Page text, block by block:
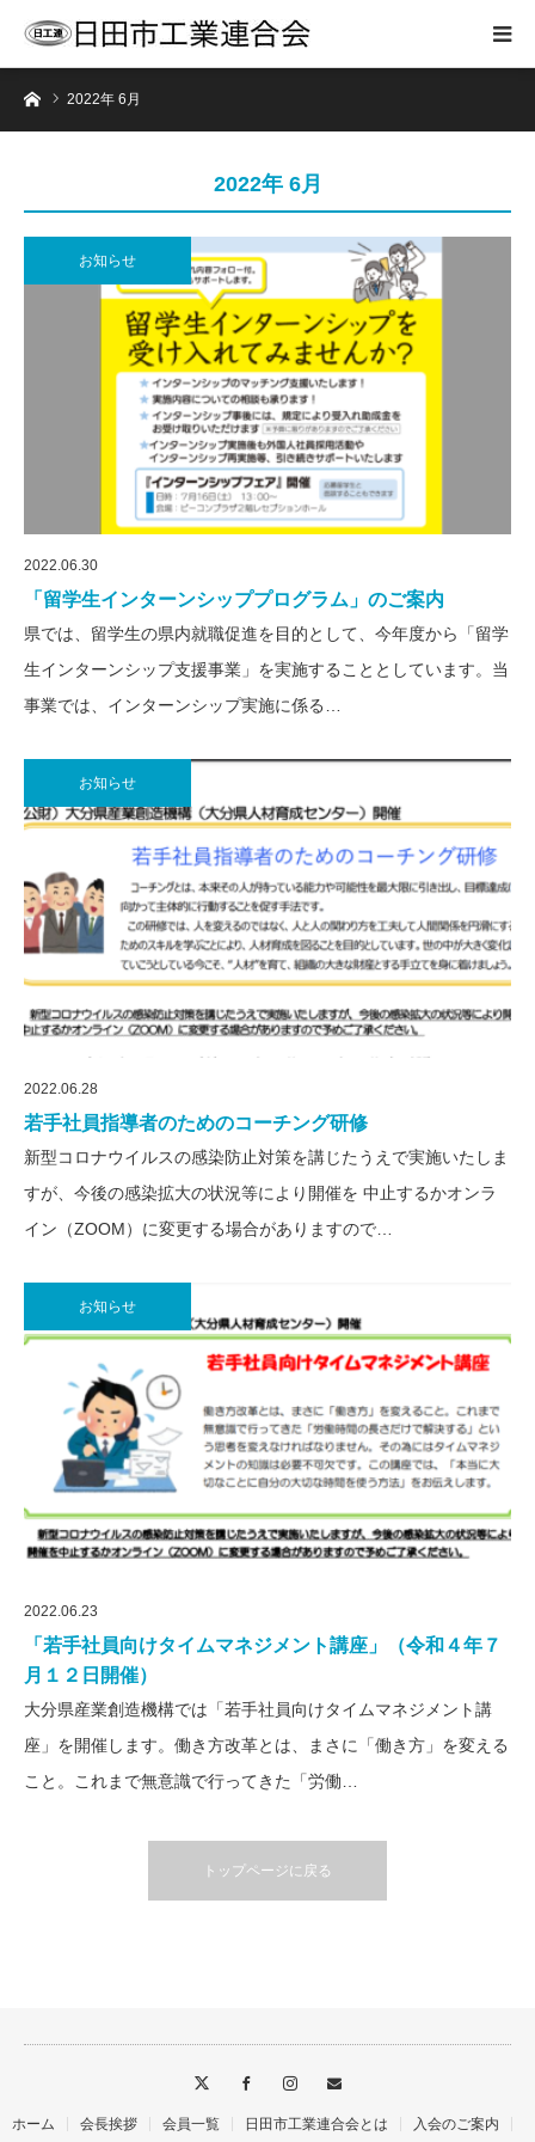
ホーム2022年 6月
2022年 6月
お知らせ
2022.06.30
「留学生インターンシッププログラム」のご案内
県では、留学生の県内就職促進を目的として、今年度から「留学
生インターンシップ支援事業」を実施することとしています。当
事業では、インターンシップ実施に係る…
お知らせ
2022.06.28
若手社員指導者のためのコーチング研修
新型コロナウイルスの感染防止対策を講じたうえで実施いたしま
すが、今後の感染拡大の状況等により開催を 中止するかオンラ
イン（ZOOM）に変更する場合がありますので…
お知らせ
2022.06.23
「若手社員向けタイムマネジメント講座」（令和４年７
月１２日開催）
大分県産業創造機構では「若手社員向けタイムマネジメント講
座」を開催します。働き方改革とは、まさに「働き方」を変える
こと。これまで無意識で行ってきた「労働…
トップページに戻る
ホーム 会長挨拶 会員一覧 日田市工業連合会とは
入会のご案内